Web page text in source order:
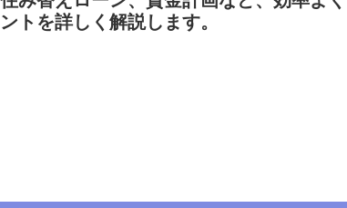
トを詳しく解説します。